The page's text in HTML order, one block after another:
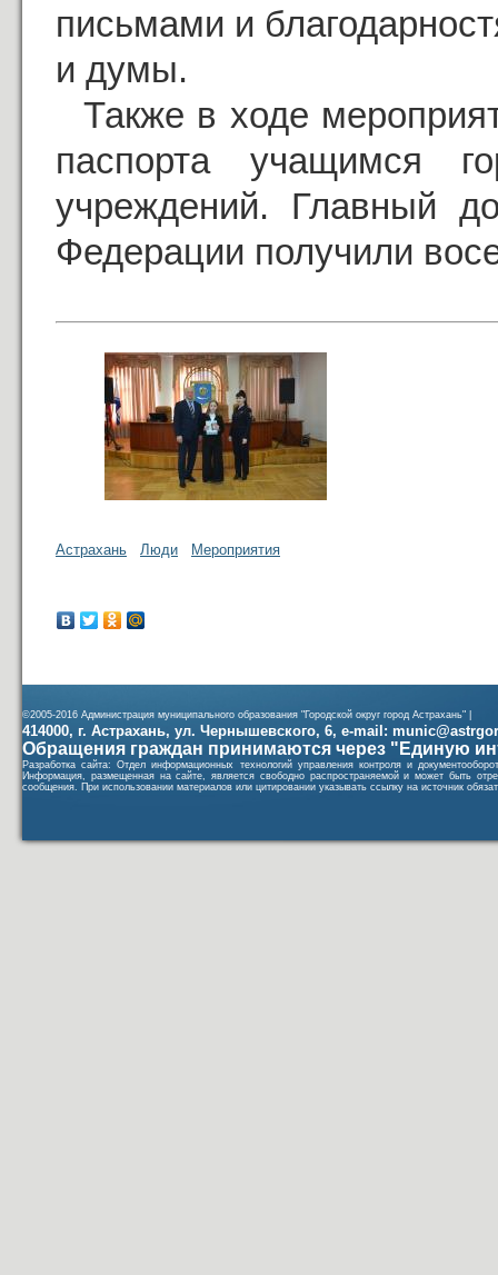
письмами и
и думы.
Также в ходе
паспорта учащимся
учреждений. Главный
Федерации получили
Астрахань Люди Мероприятия
©2005-2016 Администрация муниципального образования "Городской округ город Астрахань" |
414000, г. Астрахань, ул. Чернышевского, 6, e-mail:
Обращения граждан принимаются через "Единую
Разработка сайта: Отдел информационных технологий управления контроля и
Информация, размещенная на сайте, является свободно распространяемой и может быть
сообщения. При использовании материалов или цитировании указывать ссылку на источник